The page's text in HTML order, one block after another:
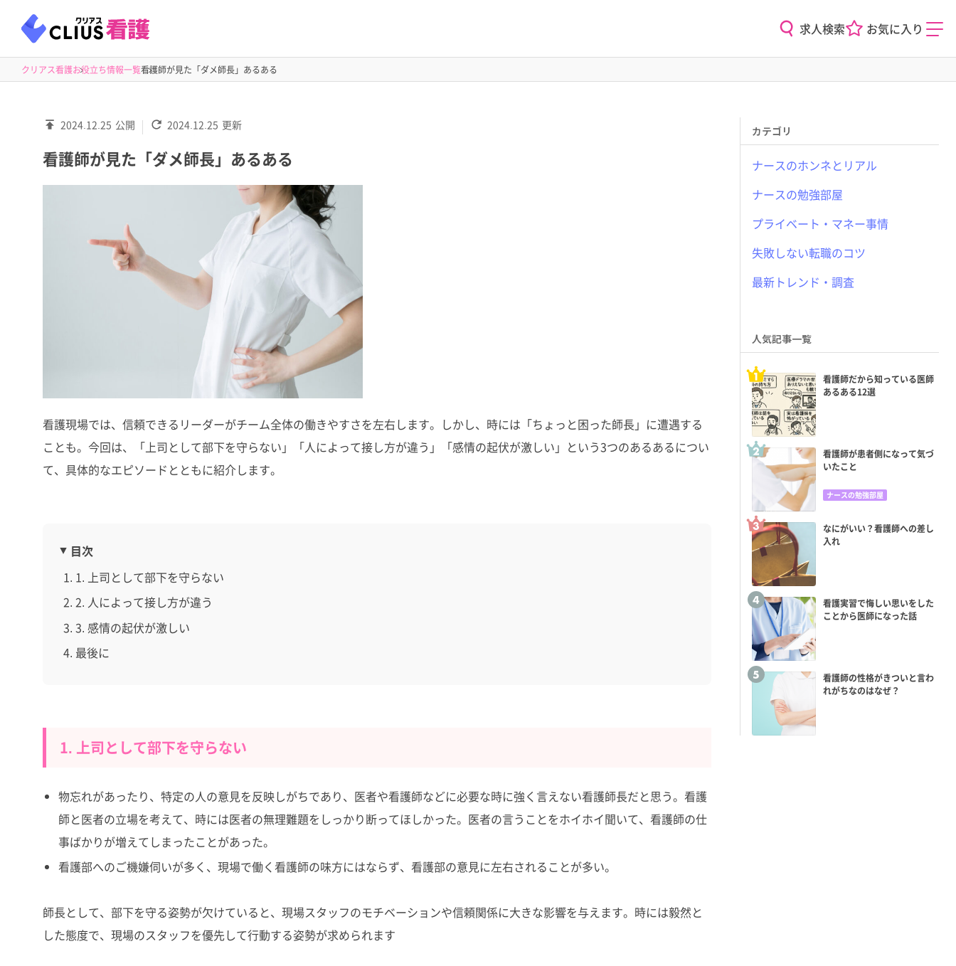
求人検索 お気に入り
クリアス看護お役立ち情報一覧看護師が見た「ダメ師長」あるある
2024.12.25 公開 2024.12.25 更新
看護師が見た「ダメ師長」あるある
看護現場では、信頼できるリーダーがチーム全体の働きやすさを左右します。しかし、時には「ちょっと困った師長」に遭遇する
ことも。今回は、「上司として部下を守らない」「人によって接し方が違う」「感情の起伏が激しい」という3つのあるあるについ
て、具体的なエピソードとともに紹介します。
目次
1. 上司として部下を守らない
2. 人によって接し方が違う
3. 感情の起伏が激しい
最後に
1. 上司として部下を守らない
物忘れがあったり、特定の人の意見を反映しがちであり、医者や看護師などに必要な時に強く言えない看護師長だと思う。看護
師と医者の立場を考えて、時には医者の無理難題をしっかり断ってほしかった。医者の言うことをホイホイ聞いて、看護師の仕
事ばかりが増えてしまったことがあった。
看護部へのご機嫌伺いが多く、現場で働く看護師の味方にはならず、看護部の意見に左右されることが多い。
師長として、部下を守る姿勢が欠けていると、現場スタッフのモチベーションや信頼関係に大きな影響を与えます。時には毅然と
した態度で、現場のスタッフを優先して行動する姿勢が求められます
カテゴリ
ナースのホンネとリアル
ナースの勉強部屋
プライベート・マネー事情
失敗しない転職のコツ
最新トレンド・調査
人気記事一覧
看護師だから知っている医師
あるある12選
看護師が患者側になって気づ
いたこと
ナースの勉強部屋
なにがいい？看護師への差し
入れ
看護実習で悔しい思いをした
ことから医師になった話
看護師の性格がきついと言わ
れがちなのはなぜ？